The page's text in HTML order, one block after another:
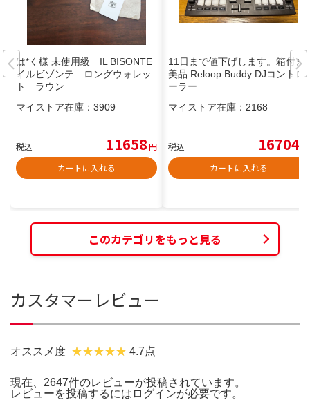
は*く様 未使用級 IL BISONTE
イルビゾンテ ロングウォレッ
ト ラウン
マイストア在庫： 3909
税込 11658円
カートに入れる
11日まで値下げします。箱付き
美品 Reloop Buddy DJコントロ
ーラー
マイストア在庫： 2168
税込 16704
カートに入れる
このカテゴリをもっと見る
カスタマーレビュー
オススメ度 4.7点
現在、2647件のレビューが投稿されています。
レビューを投稿するには ログインが必要です。